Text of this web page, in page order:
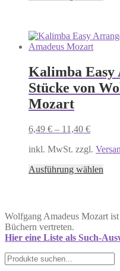
auf
Kalimba Easy
Stücke von
Mozart
6,49 € – 11,40 €
inkl. MwSt. zzgl.
Ausführung wählen
auf.
Die
auf
Wolfgang Amadeus Mozart
Büchern vertreten.
Hier eine Liste als Such-
Suchen